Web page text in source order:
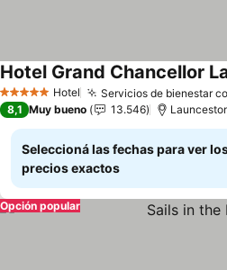
5 Estrellas Hotel Servicios de bienestar
Hotel Grand Chancellor
8,1 Muy bueno 13.546
Seleccioná las fechas para ver
precios exactos
Opción popular